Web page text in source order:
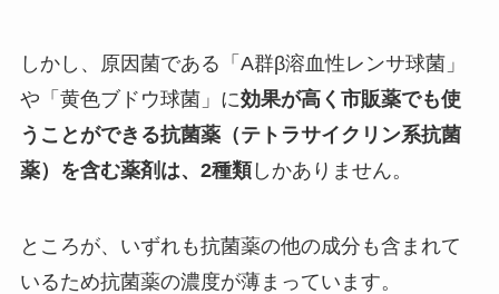
しかし、原因菌である「A群β溶血性レンサ球菌」
や「黄色ブドウ球菌」に効果が高く市販薬でも使
うことができる抗菌薬（テトラサイクリン系抗菌
薬）を含む薬剤は、2種類しかありません。
ところが、いずれも抗菌薬の他の成分も含まれて
いるため抗菌薬の濃度が薄まっています。